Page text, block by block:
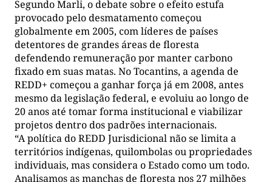
Segundo Marli, o debate sobre o efeito estufa
provocado pelo desmatamento começou
globalmente em 2005, com líderes de países
detentores de grandes áreas de floresta
defendendo remuneração por manter carbono
fixado em suas matas. No Tocantins, a agenda de
REDD+ começou a ganhar força já em 2008, antes
mesmo da legislação federal, e evoluiu ao longo de
20 anos até tomar forma institucional e viabilizar
projetos dentro dos padrões internacionais.
“A política do REDD Jurisdicional não se limita a
territórios indígenas, quilombolas ou propriedades
individuais, mas considera o Estado como um todo.
Analisamos as manchas de floresta nos 27 milhões